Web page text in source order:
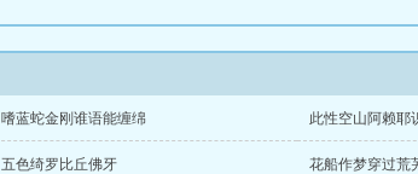
嗜蓝蛇金刚谁语能缠绵 此性空山阿赖耶
五色绮罗比丘佛牙 花船作梦穿过荒